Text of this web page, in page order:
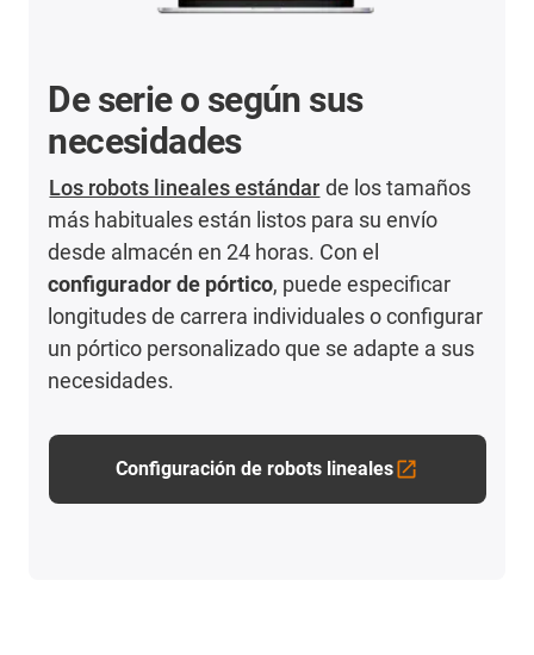
De serie o según sus
necesidades
Los robots lineales estándar de los tamaños
más habituales están listos para su envío
desde almacén en 24 horas. Con el
configurador de pórtico, puede especificar
longitudes de carrera individuales o configurar
un pórtico personalizado que se adapte a sus
necesidades.
Configuración de robots lineales